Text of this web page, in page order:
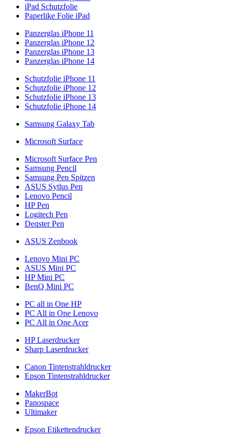
iPad Schutzfolie
Paperlike Folie iPad
Panzerglas iPhone 11
Panzerglas iPhone 12
Panzerglas iPhone 13
Panzerglas iPhone 14
Schutzfolie iPhone 11
Schutzfolie iPhone 12
Schutzfolie iPhone 13
Schutzfolie iPhone 14
Samsung Galaxy Tab
Microsoft Surface
Microsoft Surface Pen
Samsung Pencil
Samsung Pen Spitzen
ASUS Sytlus Pen
Lenovo Pencil
HP Pen
Logitech Pen
Deqster Pen
ASUS Zenbook
Lenovo Mini PC
ASUS Mini PC
HP Mini PC
BenQ Mini PC
PC all in One HP
PC All in One Lenovo
PC All in One Acer
HP Laserdrucker
Sharp Laserdrucker
Canon Tintenstrahldrucker
Epson Tintenstrahldrucker
MakerBot
Panospace
Ultimaker
Epson Etikettendrucker